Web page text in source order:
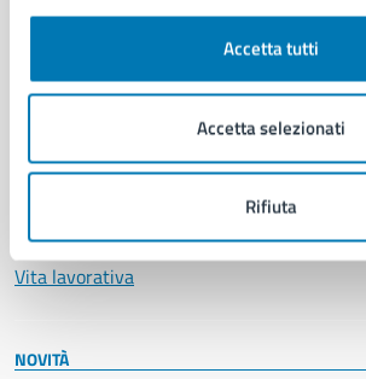
Accetta tutti
Accetta selezionati
Rifiuta
Anagrafe e stato civile
Cultura e tempo libero
Documenti e certificati
Educazione e formazione
Giustizia e sicurezza pubblica
Salute, benessere e assistenza
Servizi Cimiteriali
Vita lavorativa
NOVITÀ